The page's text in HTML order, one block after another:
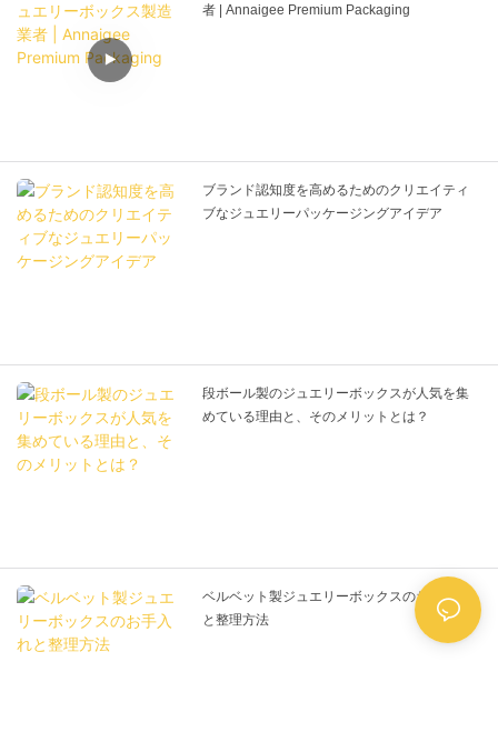
者 | Annaigee Premium Packaging
ブランド認知度を高めるためのクリエイティ
ブなジュエリーパッケージングアイデア
段ボール製のジュエリーボックスが人気を集
めている理由と、そのメリットとは？
ベルベット製ジュエリーボックスのお手入れ
と整理方法